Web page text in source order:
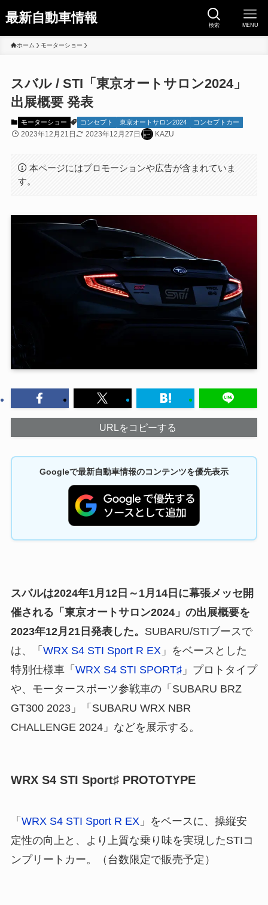
最新自動車情報 検索 MENU
ホーム モーターショー
スバル / STI「東京オートサロン2024」
出展概要 発表
モーターショー コンセプト 東京オートサロン2024 コンセプトカー
2023年12月21日 2023年12月27日 KAZU
本ページにはプロモーションや広告が含まれていま
す。
URLをコピーする
Googleで最新自動車情報のコンテンツを優先表示
スバルは2024年1月12日～1月14日に幕張メッセ開
催される「東京オートサロン2024」の出展概要を
2023年12月21日発表した。 SUBARU/STIブースで
は、「 WRX S4 STI Sport R EX 」をベースとした
特別仕様車「 WRX S4 STI SPORT♯」プロトタイプ
や、モータースポーツ参戦車の「SUBARU BRZ
GT300 2023」「SUBARU WRX NBR
CHALLENGE 2024」などを展示する。
WRX S4 STI Sport♯ PROTOTYPE
「 WRX S4 STI Sport R EX」をベースに、操縦安
定性の向上と、より上質な乗り味を実現したSTIコ
ンプリートカー。（台数限定で販売予定）